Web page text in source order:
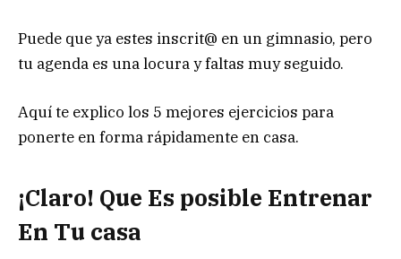
Puede que ya estes inscrit@ en un gimnasio, pero
tu agenda es una locura y faltas muy seguido.
Aquí te explico los 5 mejores ejercicios para
ponerte en forma rápidamente en casa.
¡Claro! Que Es posible Entrenar
En Tu casa